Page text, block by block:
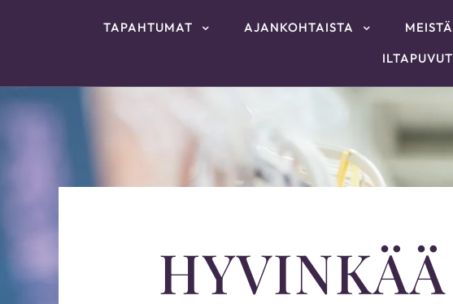
TAPAHTUMAT AJANKOHTAISTA
MEISTÄ
ILTAPUVUT
HYVINKÄÄ